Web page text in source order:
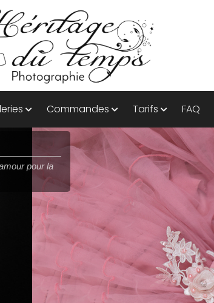
Commandes Tarifs FAQ